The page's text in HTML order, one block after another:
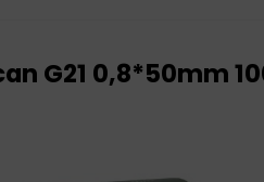
G21 0,8*50mm